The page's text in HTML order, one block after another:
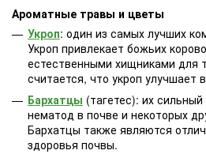
Ароматные травы и цветы
Укроп: один из самых лучших
Укроп привлекает божьих
естественными хищниками для
считается, что укроп улучшает
Бархатцы (тагетес): их
нематод в почве и некоторых
Бархатцы также являются
здоровья почвы.